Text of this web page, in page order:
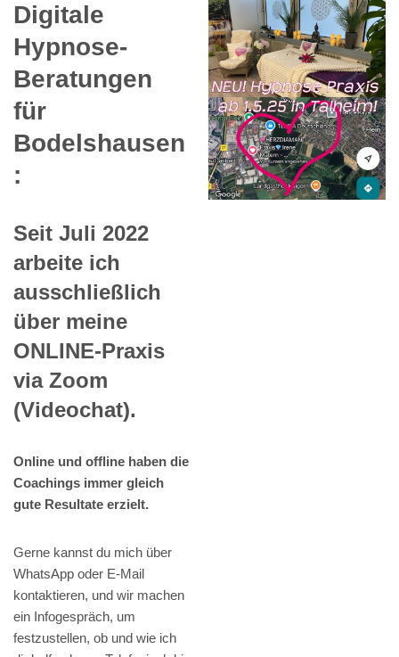
Digitale
Hypnose-
Beratungen
für
Bodelshausen
:
Seit Juli 2022
arbeite ich
ausschließlich
über meine
ONLINE-Praxis
via Zoom
(Videochat).
Online und offline haben die
Coachings immer gleich
gute Resultate erzielt.
Gerne kannst du mich über
WhatsApp oder E-Mail
kontaktieren, und wir machen
ein Infogespräch, um
festzustellen, ob und wie ich